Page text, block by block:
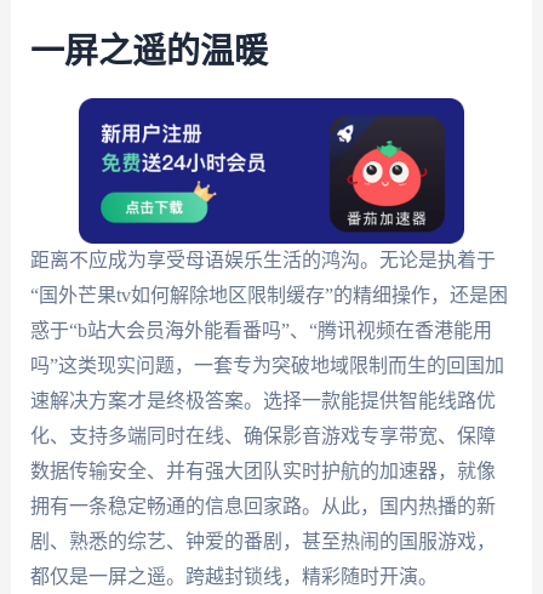
一屏之遥的温暖
距离不应成为享受母语娱乐生活的鸿沟。无论是执着于
“国外芒果tv如何解除地区限制缓存”的精细操作，还是困
惑于“b站大会员海外能看番吗”、“腾讯视频在香港能用
吗”这类现实问题，一套专为突破地域限制而生的回国加
速解决方案才是终极答案。选择一款能提供智能线路优
化、支持多端同时在线、确保影音游戏专享带宽、保障
数据传输安全、并有强大团队实时护航的加速器，就像
拥有一条稳定畅通的信息回家路。从此，国内热播的新
剧、熟悉的综艺、钟爱的番剧，甚至热闹的国服游戏，
都仅是一屏之遥。跨越封锁线，精彩随时开演。